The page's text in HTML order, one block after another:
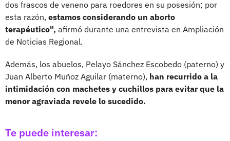
dos frascos de veneno para roedores en su posesión; por
esta razón, estamos considerando un aborto
terapéutico", afirmó durante una entrevista en Ampliación
de Noticias Regional.
Además, los abuelos, Pelayo Sánchez Escobedo (paterno) y
Juan Alberto Muñoz Aguilar (materno), han recurrido a la
intimidación con machetes y cuchillos para evitar que la
menor agraviada revele lo sucedido.
Te puede interesar: